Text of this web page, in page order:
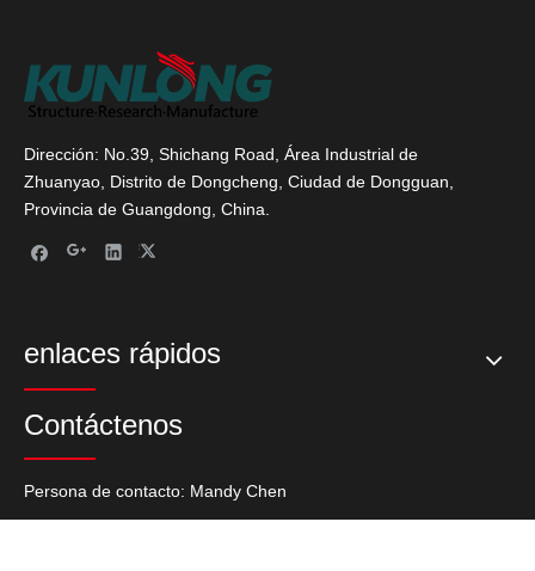
Dirección: No.39, Shichang Road, Área Industrial de
Zhuanyao, Distrito de Dongcheng, Ciudad de Dongguan,
Provincia de Guangdong, China.
enlaces rápidos
Contáctenos
Persona de contacto: Mandy Chen